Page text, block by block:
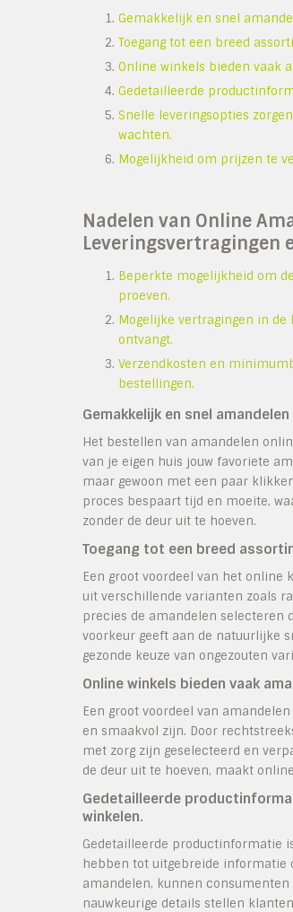
Gemakkelijk en snel
Toegang tot een breed
Online winkels bieden vaak
Gedetailleerde
Snelle leveringsopties
wachten.
Mogelijkheid om prijzen te
Nadelen van Online
Leveringsvertragingen
Beperkte mogelijkheid om
proeven.
Mogelijke vertragingen in
ontvangt.
Verzendkosten en
bestellingen.
Gemakkelijk en snel
Het bestellen van amandelen
van je eigen huis jouw favoriete
maar gewoon met een paar
proces bespaart tijd en moeite,
zonder de deur uit te hoeven.
Toegang tot een breed
Een groot voordeel van het
uit verschillende varianten zoals
precies de amandelen selecteren
voorkeur geeft aan de natuurlijke
gezonde keuze van ongezouten
Online winkels bieden vaak
Een groot voordeel van
en smaakvol zijn. Door
met zorg zijn geselecteerd en
de deur uit te hoeven, maakt
Gedetailleerde
winkelen.
Gedetailleerde productinformatie
hebben tot uitgebreide informatie
amandelen, kunnen
nauwkeurige details stellen